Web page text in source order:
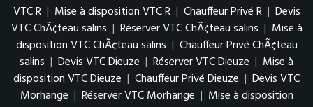
VTC R | Mise à disposition VTC R | Chauffeur Privé R | Devis
VTC ChÃ¢teau salins | Réserver VTC ChÃ¢teau salins | Mise à
disposition VTC ChÃ¢teau salins | Chauffeur Privé ChÃ¢teau
salins | Devis VTC Dieuze | Réserver VTC Dieuze | Mise à
disposition VTC Dieuze | Chauffeur Privé Dieuze | Devis VTC
Morhange | Réserver VTC Morhange | Mise à disposition